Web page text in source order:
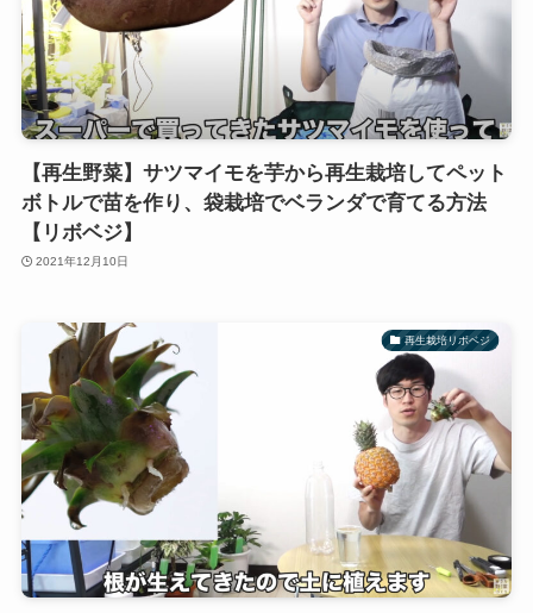
【再生野菜】サツマイモを芋から再生栽培してペット
ボトルで苗を作り、袋栽培でベランダで育てる方法
【リボベジ】
2021年12月10日
再生栽培リボベジ